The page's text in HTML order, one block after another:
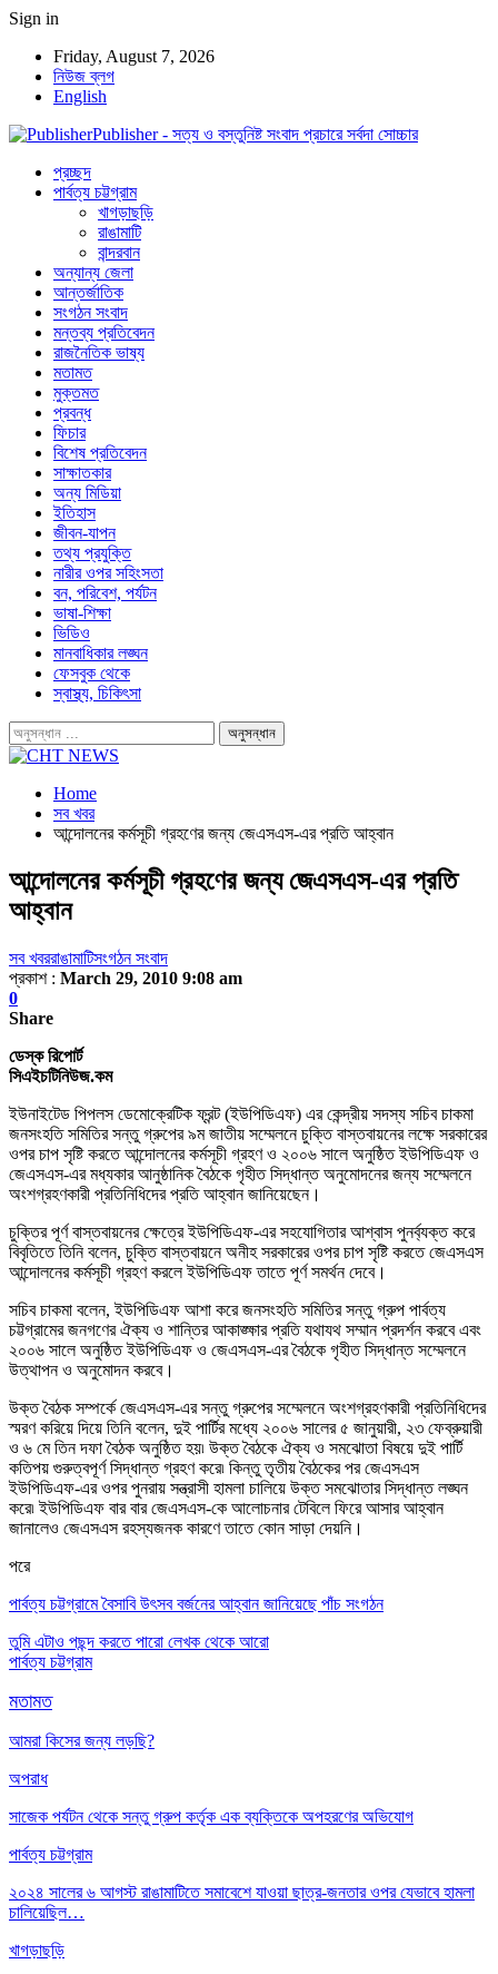
Sign in
Friday, August 7, 2026
নিউজ ব্লগ
English
Publisher - সত্য ও বস্তুনিষ্ট সংবাদ প্রচারে সর্বদা সোচ্চার
প্রচ্ছদ
পার্বত্য চট্টগ্রাম
খাগড়াছড়ি
রাঙামাটি
বান্দরবান
অন্যান্য জেলা
আন্তর্জাতিক
সংগঠন সংবাদ
মন্তব্য প্রতিবেদন
রাজনৈতিক ভাষ্য
মতামত
মুক্তমত
প্রবন্ধ
ফিচার
বিশেষ প্রতিবেদন
সাক্ষাতকার
অন্য মিডিয়া
ইতিহাস
জীবন-যাপন
তথ্য প্রযুক্তি
নারীর ওপর সহিংসতা
বন, পরিবেশ, পর্যটন
ভাষা-শিক্ষা
ভিডিও
মানবাধিকার লঙ্ঘন
ফেসবুক থেকে
স্বাস্থ্য, চিকিৎসা
Home
সব খবর
আন্দোলনের কর্মসূচী গ্রহণের জন্য জেএসএস-এর প্রতি আহ্বান
আন্দোলনের কর্মসূচী গ্রহণের জন্য জেএসএস-এর প্রতি
আহ্বান
সব খবররাঙামাটিসংগঠন সংবাদ
প্রকাশ : March 29, 2010 9:08 am
0
Share
ডেস্ক রিপোর্ট
সিএইচটিনিউজ.কম
ইউনাইটেড পিপলস ডেমোক্রেটিক ফ্রন্ট (ইউপিডিএফ) এর কেন্দ্রীয় সদস্য সচিব চাকমা
জনসংহতি সমিতির সন্তু গ্রুপের ৯ম জাতীয় সম্মেলনে চুক্তি বাস্তবায়নের লক্ষে সরকারের
ওপর চাপ সৃষ্টি করতে আন্দোলনের কর্মসূচী গ্রহণ ও ২০০৬ সালে অনুষ্ঠিত ইউপিডিএফ ও
জেএসএস-এর মধ্যকার আনুষ্ঠানিক বৈঠকে গৃহীত সিদ্ধান্ত অনুমোদনের জন্য সম্মেলনে
অংশগ্রহণকারী প্রতিনিধিদের প্রতি আহ্বান জানিয়েছেন।
চুক্তির পূর্ণ বাস্তবায়নের ক্ষেত্রে ইউপিডিএফ-এর সহযোগিতার আশ্বাস পুনর্ব্যক্ত করে
বিবৃতিতে তিনি বলেন, চুক্তি বাস্তবায়নে অনীহ সরকারের ওপর চাপ সৃষ্টি করতে জেএসএস
আন্দোলনের কর্মসূচী গ্রহণ করলে ইউপিডিএফ তাতে পূর্ণ সমর্থন দেবে।
সচিব চাকমা বলেন, ইউপিডিএফ আশা করে জনসংহতি সমিতির সন্তু গ্রুপ পার্বত্য
চট্টগ্রামের জনগণের ঐক্য ও শান্তির আকাঙ্ক্ষার প্রতি যথাযথ সম্মান প্রদর্শন করবে এবং
২০০৬ সালে অনুষ্ঠিত ইউপিডিএফ ও জেএসএস-এর বৈঠকে গৃহীত সিদ্ধান্ত সম্মেলনে
উত্থাপন ও অনুমোদন করবে।
উক্ত বৈঠক সম্পর্কে জেএসএস-এর সন্তু গ্রুপের সম্মেলনে অংশগ্রহণকারী প্রতিনিধিদের
স্মরণ করিয়ে দিয়ে তিনি বলেন, দুই পার্টির মধ্যে ২০০৬ সালের ৫ জানুয়ারী, ২৩ ফেব্রুয়ারী
ও ৬ মে তিন দফা বৈঠক অনুষ্ঠিত হয়৷ উক্ত বৈঠকে ঐক্য ও সমঝোতা বিষয়ে দুই পার্টি
কতিপয় গুরুত্বপূর্ণ সিদ্ধান্ত গ্রহণ করে৷ কিন্তু তৃতীয় বৈঠকের পর জেএসএস
ইউপিডিএফ-এর ওপর পুনরায় সন্ত্রাসী হামলা চালিয়ে উক্ত সমঝোতার সিদ্ধান্ত লঙ্ঘন
করে৷ ইউপিডিএফ বার বার জেএসএস-কে আলোচনার টেবিলে ফিরে আসার আহ্বান
জানালেও জেএসএস রহস্যজনক কারণে তাতে কোন সাড়া দেয়নি।
পরে
পার্বত্য চট্টগ্রামে বৈসাবি উৎসব বর্জনের আহ্বান জানিয়েছে পাঁচ সংগঠন
তুমি এটাও পছন্দ করতে পারো লেখক থেকে আরো
পার্বত্য চট্টগ্রাম
মতামত
আমরা কিসের জন্য লড়ছি?
অপরাধ
সাজেক পর্যটন থেকে সন্তু গ্রুপ কর্তৃক এক ব্যক্তিকে অপহরণের অভিযোগ
পার্বত্য চট্টগ্রাম
২০২৪ সালের ৬ আগস্ট রাঙামাটিতে সমাবেশে যাওয়া ছাত্র-জনতার ওপর যেভাবে হামলা
চালিয়েছিল…
খাগড়াছড়ি